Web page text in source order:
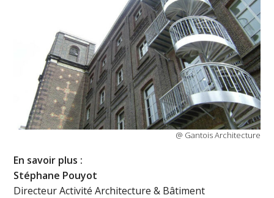
@ Gantois Architecture
En savoir plus :
Stéphane Pouyot
Directeur Activité Architecture & Bâtiment